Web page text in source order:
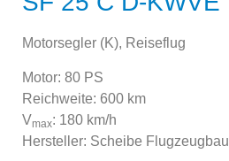
Motorsegler (K), Reiseflug
Motor: 80 PS
Reichweite: 600 km
Vmax: 180 km/h
Hersteller: Scheibe Flugzeugbau